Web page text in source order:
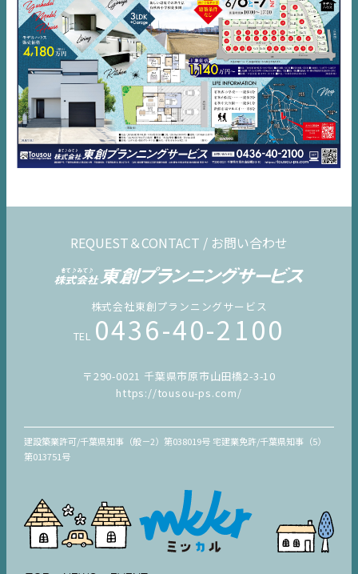
不動産一括査定
コラム
REQUEST＆CONTACT / お問い合わせ
株式会社東創プランニングサービス
TEL 0436-40-2100
〒290-0021 千葉県市原市山田橋2-3-10
https://tousou-ps.com/
建設築業許可/千葉県知事（般－2）第038019号 宅建業免許/千葉県知事（5）
第013751号